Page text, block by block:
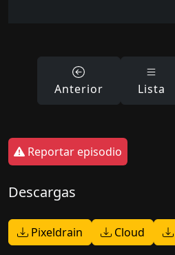
Anterior Lista
Reportar episodio
Descargas
Pixeldrain Cloud